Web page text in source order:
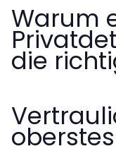
Warum
die